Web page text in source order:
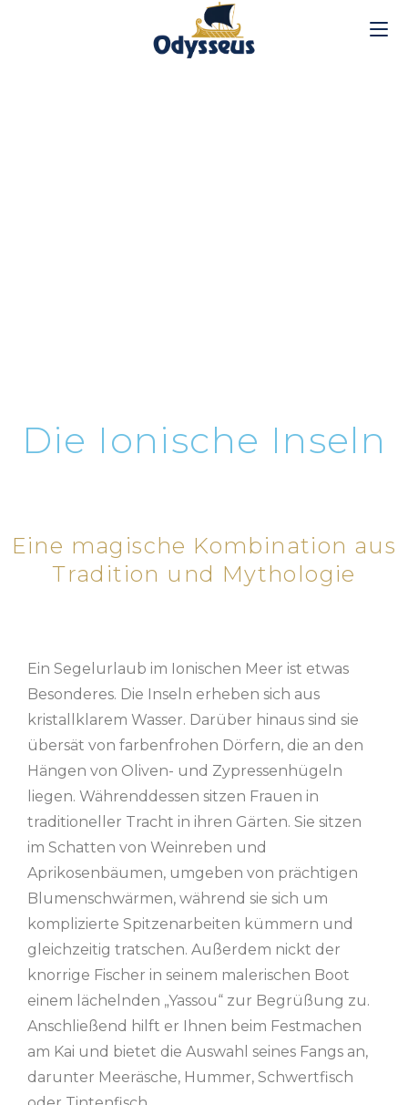
Die Ionische Inseln
Eine magische Kombination aus
Tradition und Mythologie
Ein Segelurlaub im Ionischen Meer ist etwas
Besonderes. Die Inseln erheben sich aus
kristallklarem Wasser. Darüber hinaus sind sie
übersät von farbenfrohen Dörfern, die an den
Hängen von Oliven- und Zypressenhügeln
liegen. Währenddessen sitzen Frauen in
traditioneller Tracht in ihren Gärten. Sie sitzen
im Schatten von Weinreben und
Aprikosenbäumen, umgeben von prächtigen
Blumenschwärmen, während sie sich um
komplizierte Spitzenarbeiten kümmern und
gleichzeitig tratschen. Außerdem nickt der
knorrige Fischer in seinem malerischen Boot
einem lächelnden „Yassou“ zur Begrüßung zu.
Anschließend hilft er Ihnen beim Festmachen
am Kai und bietet die Auswahl seines Fangs an,
darunter Meeräsche, Hummer, Schwertfisch